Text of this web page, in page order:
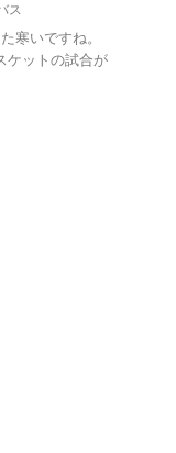
ス
寒いですね。
ケットの試合が